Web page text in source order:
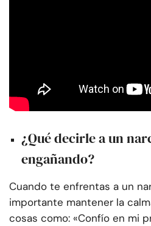
¿Qué decirle a un
engañando?
Cuando te enfrentas a un
importante mantener la
cosas como: «Confío en mi